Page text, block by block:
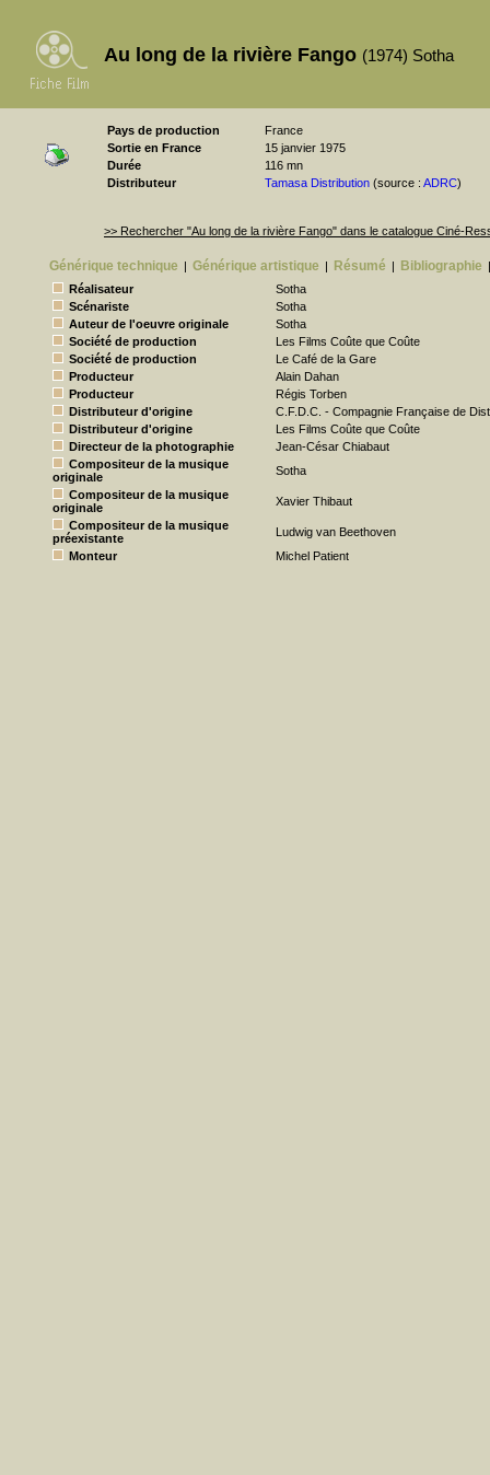
Au long de la rivière Fango (1974) Sotha
Pays de production
France
Sortie en France
15 janvier 1975
Durée
116 mn
Distributeur
Tamasa Distribution (source : ADRC)
>> Rechercher "Au long de la rivière Fango" dans le catalogue Ciné-
Générique technique | Générique artistique | Résumé | Bibliographie |
Réalisateur
Sotha
Scénariste
Sotha
Auteur de l'oeuvre originale
Sotha
Société de production
Les Films Coûte que Coûte
Société de production
Le Café de la Gare
Producteur
Alain Dahan
Producteur
Régis Torben
Distributeur d'origine
C.F.D.C. - Compagnie Française de
Distributeur d'origine
Les Films Coûte que Coûte
Directeur de la photographie
Jean-César Chiabaut
Compositeur de la musique
originale
Sotha
Compositeur de la musique
originale
Xavier Thibaut
Compositeur de la musique
préexistante
Ludwig van Beethoven
Monteur
Michel Patient